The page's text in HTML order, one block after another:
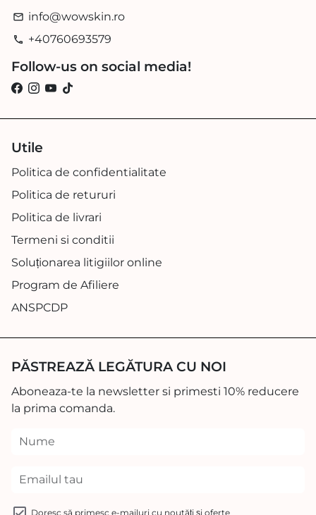
email info@wowskin.ro
phone +40760693579
Follow-us on social media!
Utile
Politica de confidentialitate
Politica de retururi
Politica de livrari
Termeni si conditii
Soluționarea litigiilor online
Program de Afiliere
ANSPCDP
PĂSTREAZĂ LEGĂTURA CU NOI
Aboneaza-te la newsletter si primesti 10% reducere
la prima comanda.
Doresc să primesc e-mailuri cu noutăți și oferte